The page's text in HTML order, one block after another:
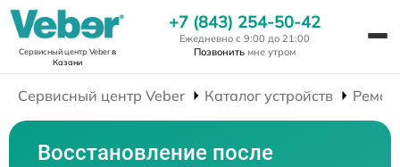
Сервисный центр Veberв
Казани
+7 (843) 254-50-42
Ежедневно с 9:00 до 21:00
Позвонить мне утром
Сервисный центр Veber Каталог устройств
Восстановление после